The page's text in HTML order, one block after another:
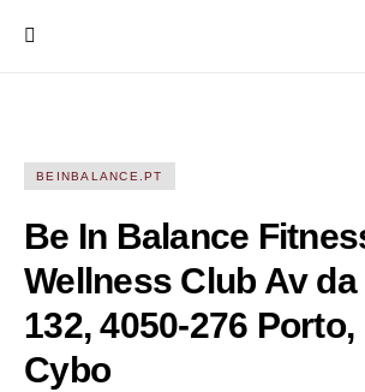
BEINBALANCE.PT
Be In Balance
Wellness Club Av
132, 4050-276
Cybo